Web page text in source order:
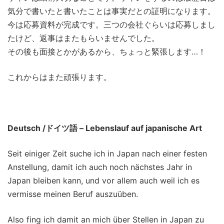
気分で書いたと書いたことは事実だとの証明になります。
今は応募資料が完成です。三つの会社ぐらいは応募しまし
たけど、返事はまたもらいませんでした。
その後も面接とかがあるから、ちょっと緊張します…！
これからはまた頑張ります。
Deutsch / ドイツ語 – Lebenslauf auf japanische Art
Seit einiger Zeit suche ich in Japan nach einer festen
Anstellung, damit ich auch noch nächstes Jahr in
Japan bleiben kann, und vor allem auch weil ich es
vermisse meinen Beruf auszuüben.
Also fing ich damit an mich über Stellen in Japan zu